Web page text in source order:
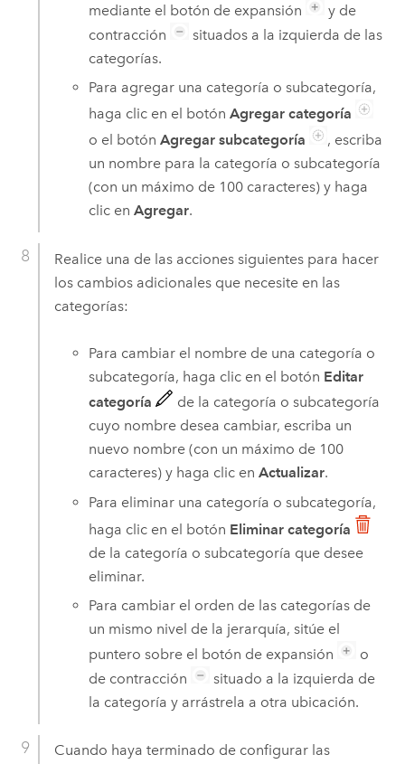
mediante el botón de expansión
y de
contracción
situados a la izquierda de las
categorías.
Para agregar una categoría o subcategoría,
haga clic en el botónAgregar categoría
o el botónAgregar subcategoría
, escriba
un nombre para la categoría o subcategoría
(con un máximo de 100 caracteres) y haga
clic enAgregar.
Realice una de las acciones siguientes para hacer
los cambios adicionales que necesite en las
categorías:
Para cambiar el nombre de una categoría o
subcategoría, haga clic en el botón Editar
categoría
de la categoría o subcategoría
cuyo nombre desea cambiar, escriba un
nuevo nombre (con un máximo de 100
caracteres) y haga clic enActualizar.
Para eliminar una categoría o subcategoría,
haga clic en el botón Eliminar categoría
de la categoría o subcategoría que desee
eliminar.
Para cambiar el orden de las categorías de
un mismo nivel de la jerarquía, sitúe el
puntero sobre el botón de expansión
o
de contracción
situado a la izquierda de
la categoría y arrástrela a otra ubicación.
Cuando haya terminado de configurar las